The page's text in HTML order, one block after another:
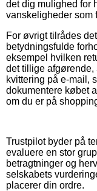
det dig mulighed for
vanskeligheder som
For øvrigt tilrådes
betydningsfulde
eksempel hvilken
det tillige
kvittering på e-mail,
dokumentere købet
om du er på
Trustpilot byder på
evaluere en stor
betragtninger og
selskabets
placerer din ordre.